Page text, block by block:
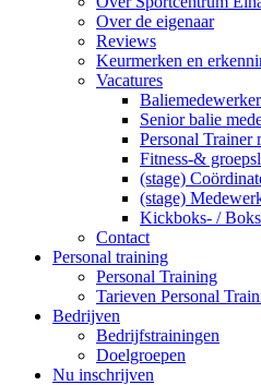
Over de eigenaar
Reviews
Keurmerken en
Vacatures
Senior balie
Personal Trainer
Fitness-&
(stage)
(stage)
Kickboks- /
Contact
Personal training
Personal Training
Tarieven Personal
Bedrijven
Bedrijfstrainingen
Doelgroepen
Nu inschrijven